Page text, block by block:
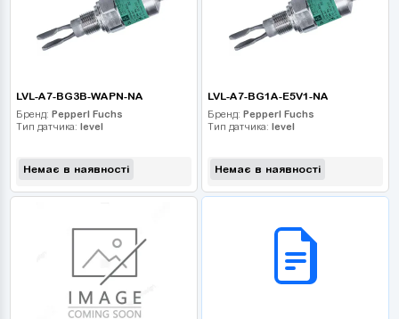
LVL-A7-BG3B-WAPN-NA
Бренд: Pepperl Fuchs
Тип датчика: level
Немає в наявності
LVL-A7-BG1A-E5V1-NA
Бренд: Pepperl Fuchs
Тип датчика: level
Немає в наявності